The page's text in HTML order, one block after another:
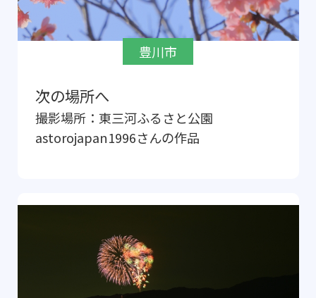
豊川市
次の場所へ
撮影場所： 東三河ふるさと公園
astorojapan1996さんの作品